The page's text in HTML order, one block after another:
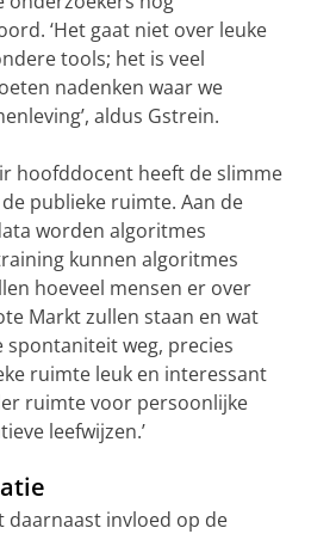
‘Het gaat niet over leuke
tools; het is veel
nadenken waar we
aldus Gstrein.
hoofddocent heeft de slimme
publieke ruimte. Aan de
worden algoritmes
kunnen algoritmes
hoeveel mensen er over
Markt zullen staan en wat
spontaniteit weg, precies
ruimte leuk en interessant
ruimte voor persoonlijke
leefwijzen.’
daarnaast invloed op de